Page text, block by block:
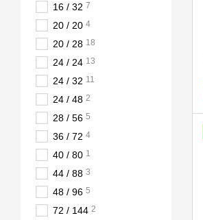
16 / 32 7
20 / 20 4
20 / 28 18
24 / 24 13
24 / 32 11
24 / 48 2
28 / 56 5
36 / 72 4
40 / 80 1
44 / 88 3
48 / 96 5
72 / 144 2